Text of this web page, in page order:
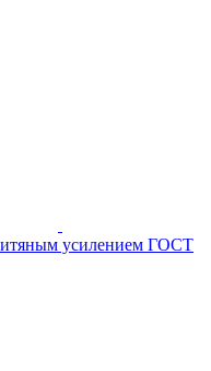
усилением ГОСТ